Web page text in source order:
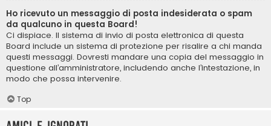
Ho ricevuto un messaggio di posta indesiderata o spam
da qualcuno in questa Board!
Ci dispiace. Il sistema di invio di posta elettronica di questa
Board include un sistema di protezione per risalire a chi manda
questi messaggi. Dovresti mandare una copia del messaggio in
questione all’amministratore, includendo anche l’intestazione, in
modo che possa intervenire.
Top